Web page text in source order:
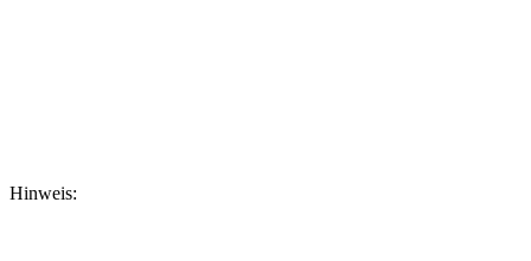
Hinweis: